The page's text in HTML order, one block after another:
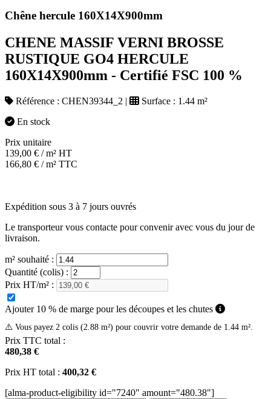
Chêne hercule 160X14X900mm
CHENE MASSIF VERNI BROSSE
RUSTIQUE GO4 HERCULE
160X14X900mm - Certifié FSC 100 %
Référence : CHEN39344_2 | Surface : 1.44 m²
En stock
Prix unitaire
139,00 € / m² HT
166,80 € / m² TTC
Expédition sous 3 à 7 jours ouvrés
Le transporteur vous contacte pour convenir avec vous du jour de
livraison.
m² souhaité :
Quantité (colis) :
Prix HT/m² :
Ajouter 10 % de marge pour les découpes et les chutes
⚠️ Vous payez 2 colis (2.88 m²) pour couvrir votre demande de 1.44 m².
Prix TTC total :
480,38 €
Prix HT total : 400,32 €
[alma-product-eligibility id="7240" amount="480.38"]